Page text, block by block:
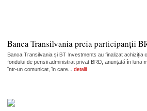
Banca Transilvania preia participanții
Banca Transilvania și BT Investments au finalizat achiziția
fondului de pensii administrat privat BRD, anunțată în luna
într-un comunicat, în care... detalii